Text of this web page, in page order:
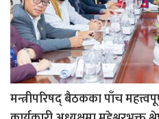
मन्त्रीपरिषद् बैठकका पाँच